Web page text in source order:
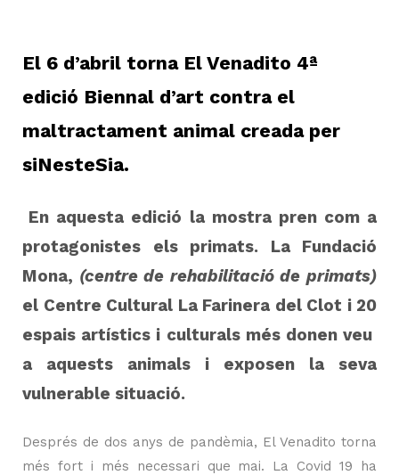
El 6 d’abril torna El Venadito 4ª
edició Biennal d’art contra el
maltractament animal creada per
siNesteSia.
En aquesta edició la mostra pren com a
protagonistes els primats. La Fundació
Mona, (centre de rehabilitació de primats)
el Centre Cultural La Farinera del Clot i 20
espais artístics i culturals més donen veu
a aquests animals i exposen la seva
vulnerable situació.
Després de dos anys de pandèmia, El Venadito torna
més fort i més necessari que mai. La Covid 19 ha